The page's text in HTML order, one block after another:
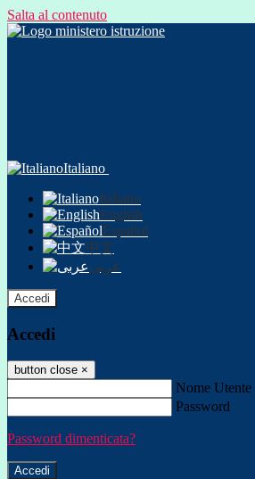
Salta al contenuto
Italiano
Italiano
English
Español
中文
عربى
Accedi
Accedi
button close ×
Nome Utente
Password
Password dimenticata?